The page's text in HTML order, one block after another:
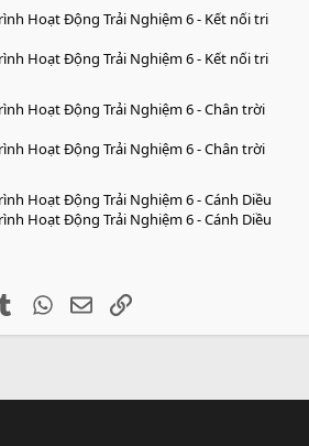
Hoạt Động Trải Nghiệm 6 - Kết nối tri
Hoạt Động Trải Nghiệm 6 - Kết nối tri
Hoạt Động Trải Nghiệm 6 - Chân trời
Hoạt Động Trải Nghiệm 6 - Chân trời
Hoạt Động Trải Nghiệm 6 - Cánh Diều
Hoạt Động Trải Nghiệm 6 - Cánh Diều
Tumblr WhatsApp
EmailLink